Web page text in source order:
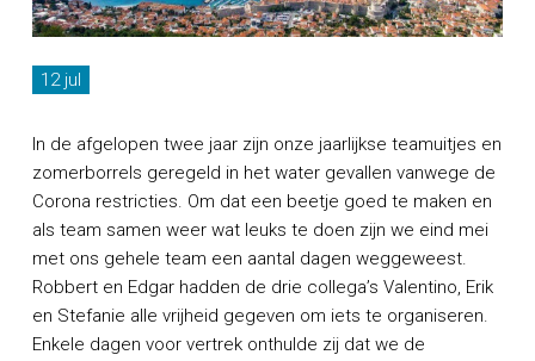
12 jul
In de afgelopen twee jaar zijn onze jaarlijkse teamuitjes en
zomerborrels geregeld in het water gevallen vanwege de
Corona restricties. Om dat een beetje goed te maken en
als team samen weer wat leuks te doen zijn we eind mei
met ons gehele team een aantal dagen weggeweest.
Robbert en Edgar hadden de drie collega’s Valentino, Erik
en Stefanie alle vrijheid gegeven om iets te organiseren.
Enkele dagen voor vertrek onthulde zij dat we de